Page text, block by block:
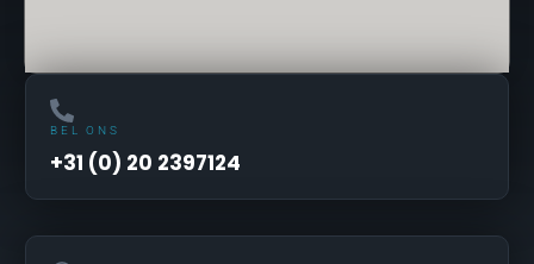
BEL ONS
+31 (0) 20 2397124